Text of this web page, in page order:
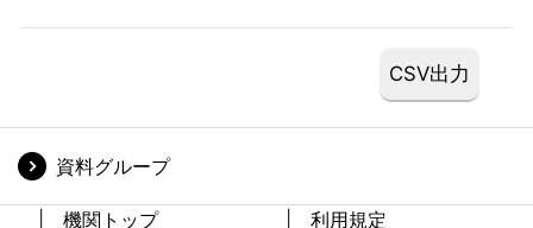
資料グループ
機関トップ 利用規定